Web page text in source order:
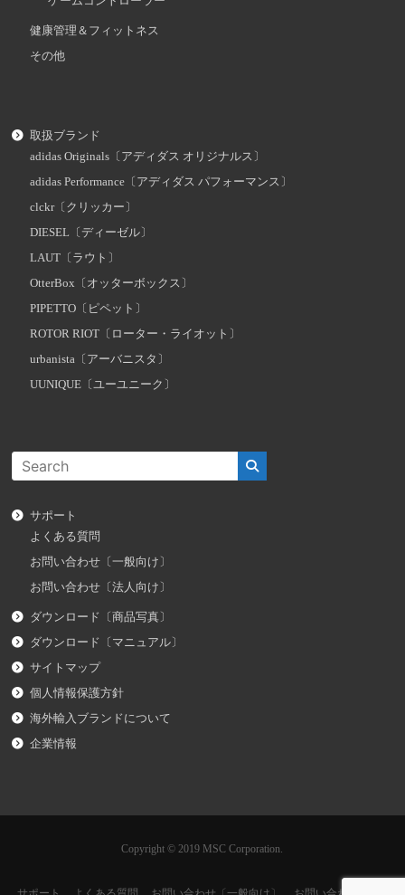
健康管理＆フィットネス
その他
取扱ブランド
adidas Originals〔アディダス オリジナルス〕
adidas Performance〔アディダス パフォーマンス〕
clckr〔クリッカー〕
DIESEL〔ディーゼル〕
LAUT〔ラウト〕
OtterBox〔オッターボックス〕
PIPETTO〔ピペット〕
ROTOR RIOT〔ローター・ライオット〕
urbanista〔アーバニスタ〕
UUNIQUE〔ユーユニーク〕
サポート
よくある質問
お問い合わせ〔一般向け〕
お問い合わせ〔法人向け〕
ダウンロード〔商品写真〕
ダウンロード〔マニュアル〕
サイトマップ
個人情報保護方針
海外輸入ブランドについて
企業情報
Copyright © 2019 MSC Corporation.